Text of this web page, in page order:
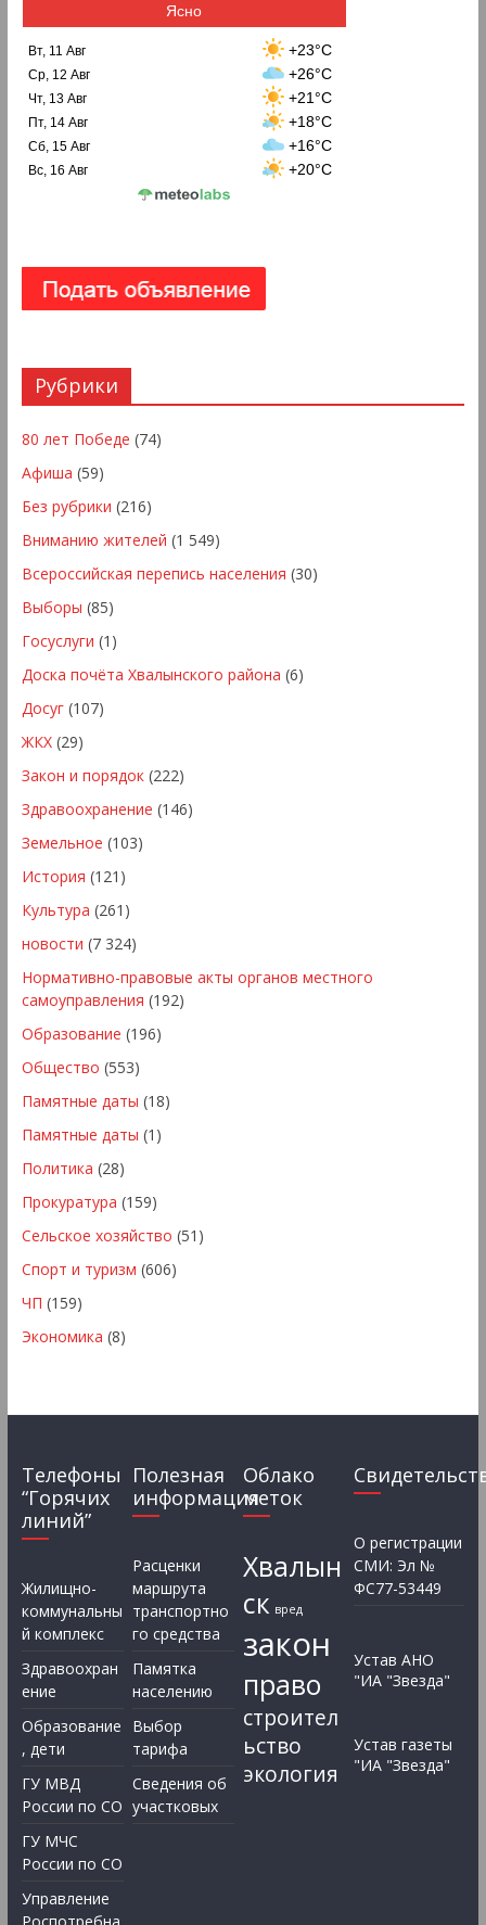
Ясно
Вт, 11 Авг +23°C
Ср, 12 Авг +26°C
Чт, 13 Авг +21°C
Пт, 14 Авг +18°C
Сб, 15 Авг +16°C
Вс, 16 Авг +20°C
Рубрики
80 лет Победе (74)
Афиша (59)
Без рубрики (216)
Вниманию жителей (1 549)
Всероссийская перепись населения (30)
Выборы (85)
Госуслуги (1)
Доска почёта Хвалынского района (6)
Досуг(107)
ЖКХ(29)
Закон и порядок(222)
Здравоохранение (146)
Земельное (103)
История (121)
Культура (261)
новости (7 324)
Нормативно-правовые акты органов местного
самоуправления (192)
Образование (196)
Общество (553)
Памятные даты (18)
Памятные даты (1)
Политика (28)
Прокуратура (159)
Сельское хозяйство (51)
Спорт и туризм (606)
ЧП (159)
Экономика (8)
Телефоны
“Горячих
линий”
Жилищно-
коммунальны
й комплекс
Здравоохран
ение
Образование
, дети
ГУ МВД
России по СО
ГУ МЧС
России по СО
Управление
Полезная
информация
Расценки
маршрута
транспортно
го средства
Памятка
населению
Выбор
тарифа
Сведения об
участковых
Облако
меток
Хвалын
ск вред
закон
право
строител
ьство
экология
О регистрации
СМИ: Эл №
ФС77-53449
Устав АНО
"ИА "Звезда"
Устав газеты
"ИА "Звезда"